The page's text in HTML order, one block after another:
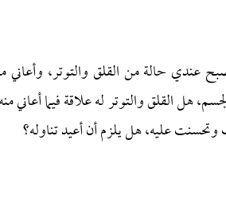
حالة من القلق والتوتر،
هل القلق والتوتر له علاقة فيما